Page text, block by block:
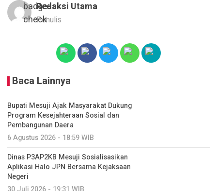
Redaksi Utama
Penulis
Baca Lainnya
Bupati Mesuji Ajak Masyarakat Dukung
Program Kesejahteraan Sosial dan
Pembangunan Daera
6 Agustus 2026 - 18:59 WIB
Dinas P3AP2KB Mesuji Sosialisasikan
Aplikasi Halo JPN Bersama Kejaksaan
Negeri